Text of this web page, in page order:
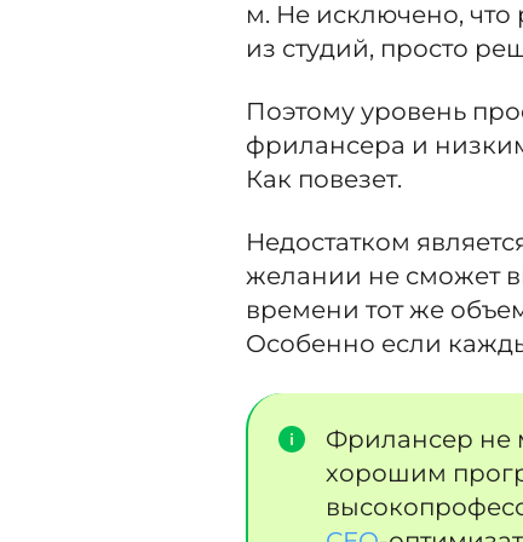
м. Не исключено,
из студий, просто
Поэтому уровень
фрилансера и
Как повезет.
Недостатком
желании не сможет
времени тот же
Особенно если
Фрилансер не
хорошим